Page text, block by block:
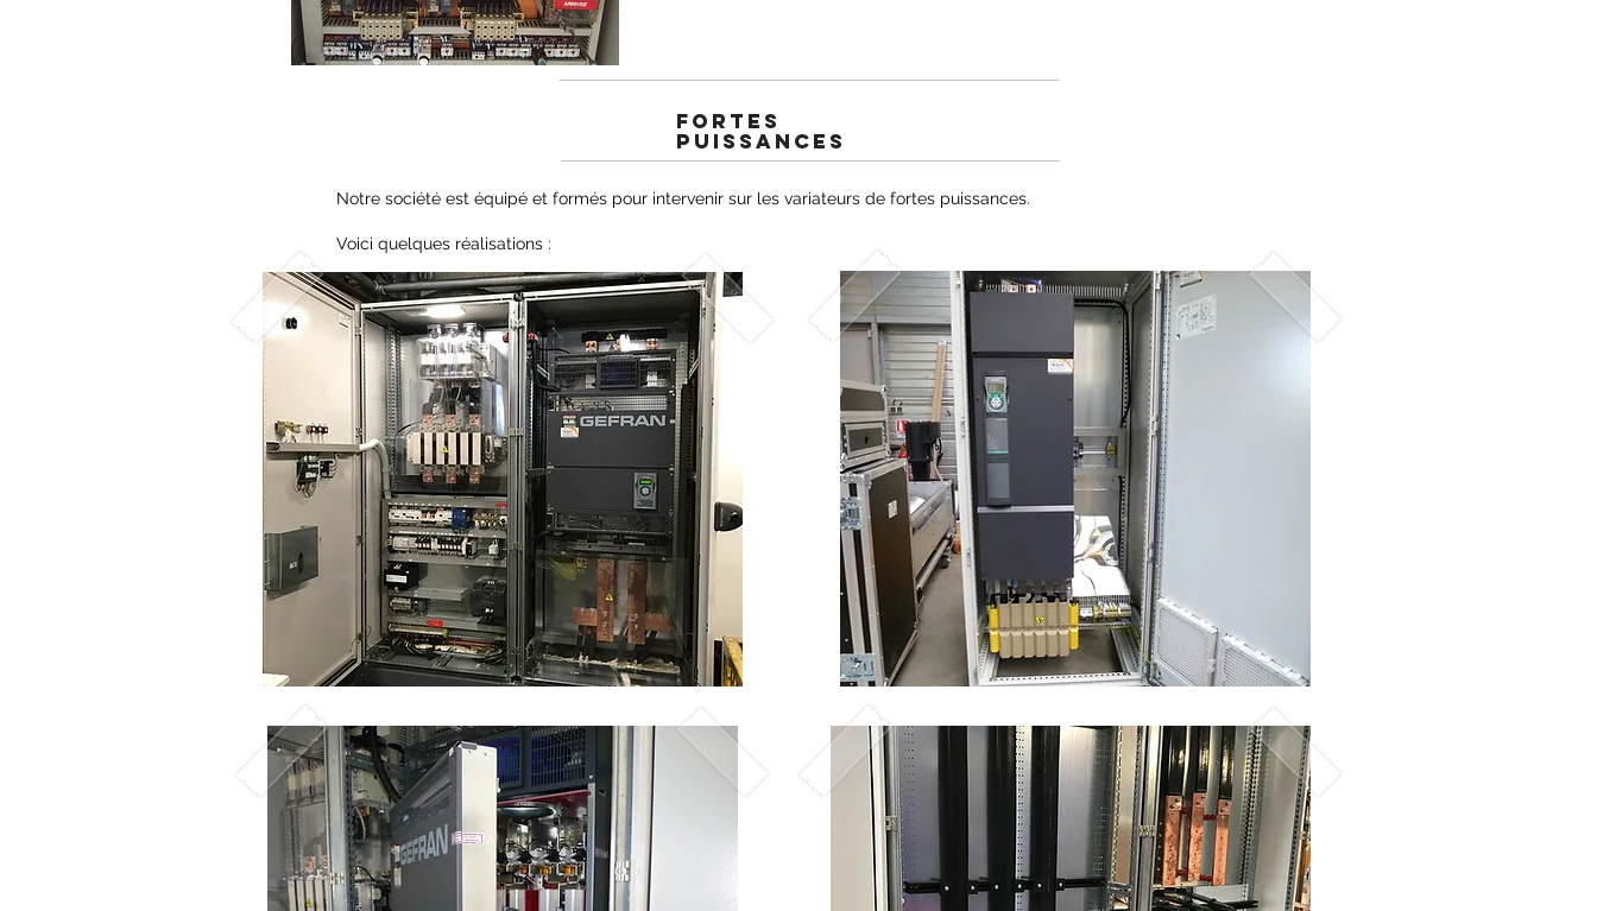
FORTES
PUISSANCES
Notre société est équipé et formés pour intervenir sur les variateurs de fortes puissances.
Voici quelques réalisations :